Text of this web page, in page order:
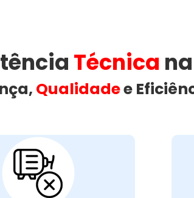
Técnica
Qualidadee
Com Falhas
Queimado:
o funcionamento
máquina de lavar roupas